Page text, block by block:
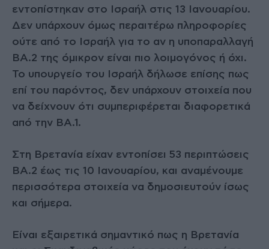
εντοπίστηκαν στο Ισραήλ στις 13 Ιανουαρίου.
Δεν υπάρχουν όμως περαιτέρω πληροφορίες
ούτε από το Ισραήλ για το αν η υποπαραλλαγή
ΒΑ.2 της όμικρον είναι πιο λοιμογόνος ή όχι.
Το υπουργείο του Ισραήλ δήλωσε επίσης πως
επί του παρόντος, δεν υπάρχουν στοιχεία που
να δείχνουν ότι συμπεριφέρεται διαφορετικά
από την ΒΑ.1.
Στη Βρετανία είχαν εντοπίσει 53 περιπτώσεις
BA.2 έως τις 10 Ιανουαρίου, και αναμένουμε
περισσότερα στοιχεία να δημοσιευτούν ίσως
και σήμερα.
Είναι εξαιρετικά σημαντικό πως η Βρετανία